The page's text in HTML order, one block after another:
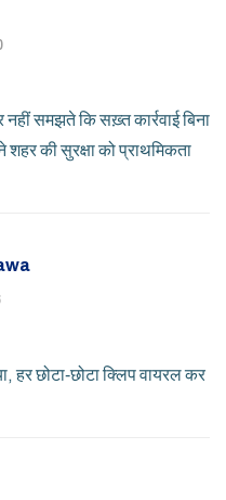
समझते कि सख़्त कार्रवाई बिना
की सुरक्षा को प्राथमिकता
हर छोटा‑छोटा क्लिप वायरल कर